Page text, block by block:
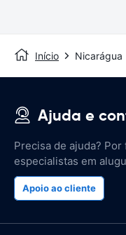
Início Nicarágua
Ajuda e
Precisa de ajuda?
especialistas em
Apoio ao cliente